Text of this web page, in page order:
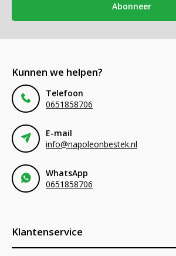
Abonneer
Kunnen we helpen?
Telefoon
0651858706
E-mail
info@napoleonbestek.nl
WhatsApp
0651858706
Klantenservice